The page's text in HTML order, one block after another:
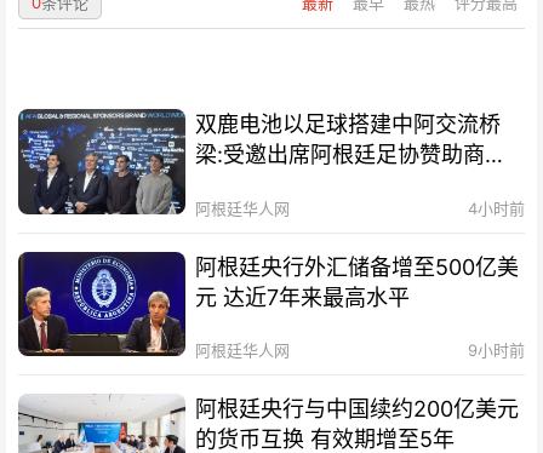
双鹿电池以足球搭建中阿交流桥
梁:受邀出席阿根廷足协赞助商招
阿根廷华人网 4小时前
阿根廷央行外汇储备增至500亿美
元 达近7年来最高水平
阿根廷华人网 9小时前
阿根廷央行与中国续约200亿美元
的货币互换 有效期增至5年